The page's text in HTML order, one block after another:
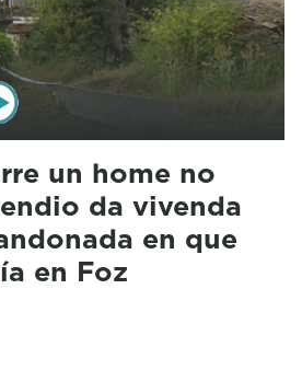
un home no
da vivenda
en que
en Foz